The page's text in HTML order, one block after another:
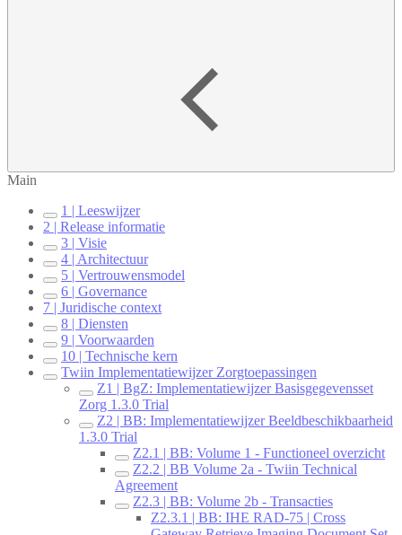
Main
1 | Leeswijzer
2 | Release informatie
3 | Visie
4 | Architectuur
5 | Vertrouwensmodel
6 | Governance
7 | Juridische context
8 | Diensten
9 | Voorwaarden
10 | Technische kern
Twiin Implementatiewijzer Zorgtoepassingen
Z1 | BgZ: Implementatiewijzer Basisgegevensset
Zorg 1.3.0 Trial
Z2 | BB: Implementatiewijzer Beeldbeschikbaarheid
1.3.0 Trial
Z2.1 | BB: Volume 1 - Functioneel overzicht
Z2.2 | BB Volume 2a - Twiin Technical
Agreement
Z2.3 | BB: Volume 2b - Transacties
Z2.3.1 | BB: IHE RAD-75 | Cross